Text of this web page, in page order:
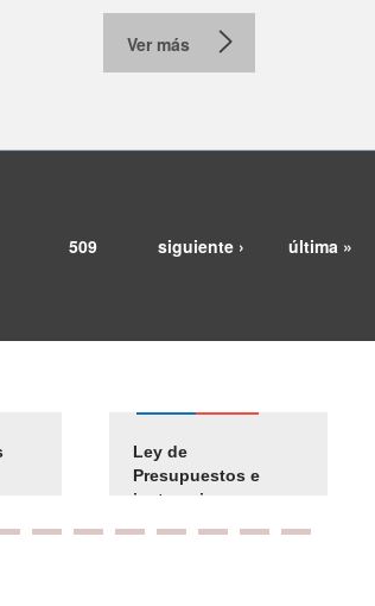
Ver más
509 siguiente › última »
Ley de
Presupuestos e
instrucciones